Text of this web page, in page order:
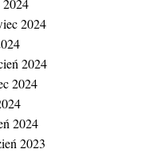
2024
2024
2024
2024
2023